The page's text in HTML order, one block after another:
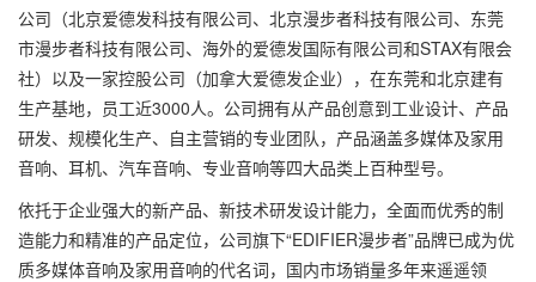
公司（北京爱德发科技有限公司、北京漫步者科技有限公司、东莞
市漫步者科技有限公司、海外的爱德发国际有限公司和STAX有限会
社）以及一家控股公司（加拿大爱德发企业），在东莞和北京建有
生产基地，员工近3000人。公司拥有从产品创意到工业设计、产品
研发、规模化生产、自主营销的专业团队，产品涵盖多媒体及家用
音响、耳机、汽车音响、专业音响等四大品类上百种型号。
依托于企业强大的新产品、新技术研发设计能力，全面而优秀的制
造能力和精准的产品定位，公司旗下“EDIFIER漫步者”品牌已成为优
质多媒体音响及家用音响的代名词，国内市场销量多年来遥遥领